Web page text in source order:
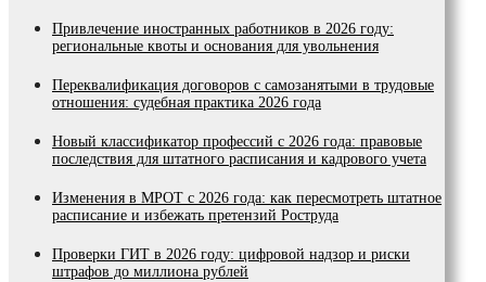
Привлечение иностранных работников в 2026 году:
региональные квоты и основания для увольнения
Переквалификация договоров с самозанятыми в трудовые
отношения: судебная практика 2026 года
Новый классификатор профессий с 2026 года: правовые
последствия для штатного расписания и кадрового учета
Изменения в МРОТ с 2026 года: как пересмотреть штатное
расписание и избежать претензий Роструда
Проверки ГИТ в 2026 году: цифровой надзор и риски
штрафов до миллиона рублей